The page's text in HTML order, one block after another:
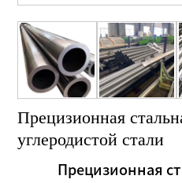
Прецизионная
углеродистой стали
Прецизионная